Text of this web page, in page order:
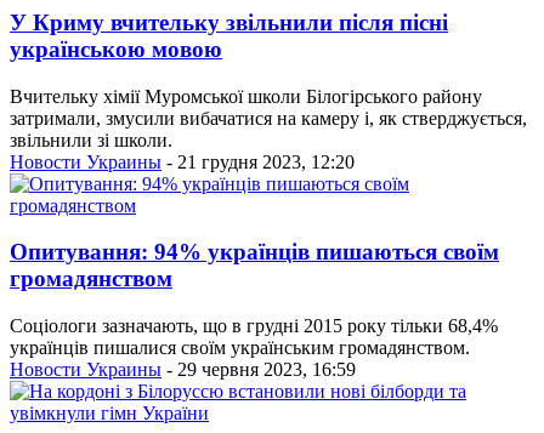
У Криму вчительку звільнили після пісні
українською мовою
Вчительку хімії Муромської школи Білогірського району
затримали, змусили вибачатися на камеру і, як стверджується,
звільнили зі школи.
Новости Украины - 21 грудня 2023, 12:20
Опитування: 94% українців пишаються своїм
громадянством
Соціологи зазначають, що в грудні 2015 року тільки 68,4%
українців пишалися своїм українським громадянством.
Новости Украины - 29 червня 2023, 16:59